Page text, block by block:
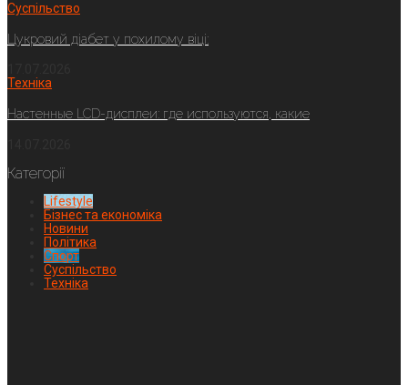
Суспільство
Цукровий діабет у похилому віці:
Техніка
Настенные LCD-дисплеи: где используются, какие
Категорії
Lifestyle
Бізнес та економіка
Новини
Політика
Спорт
Суспільство
Техніка